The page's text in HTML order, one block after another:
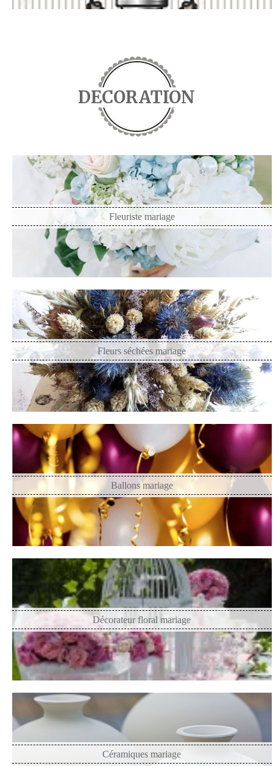
DECORATION
Fleuriste mariage
Fleurs séchées mariage
Ballons mariage
Décorateur floral mariage
Céramiques mariage